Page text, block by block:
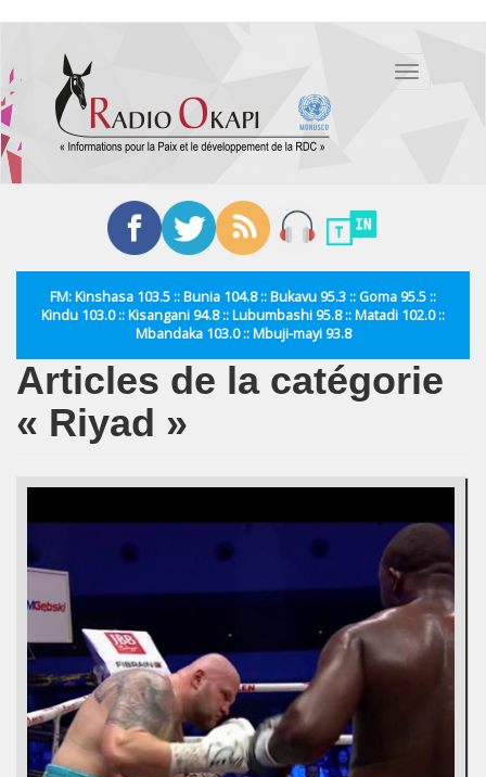
contenu
principal
Toggle
FM: Kinshasa 103.5 :: Bunia 104.8 :: Bukavu 95.3 :: Goma 95.5 ::
Kindu 103.0 :: Kisangani 94.8 :: Lubumbashi 95.8 :: Matadi 102.0 ::
Mbandaka 103.0 :: Mbuji-mayi 93.8
Articles de la catégorie
« Riyad »